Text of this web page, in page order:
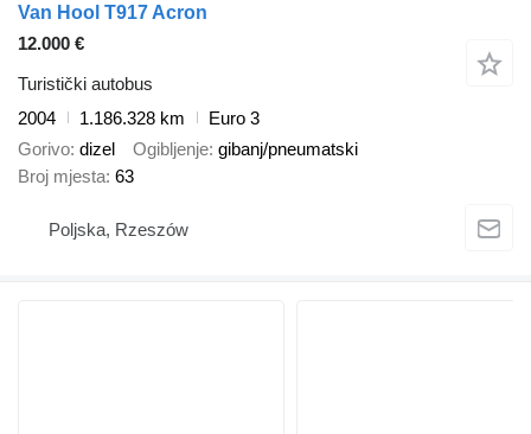
Van Hool T917 Acron
12.000 €
Turistički autobus
2004
1.186.328 km
Euro 3
Gorivo dizel Ogibljenje gibanj/pneumatski
Broj mjesta 63
Poljska, Rzeszów